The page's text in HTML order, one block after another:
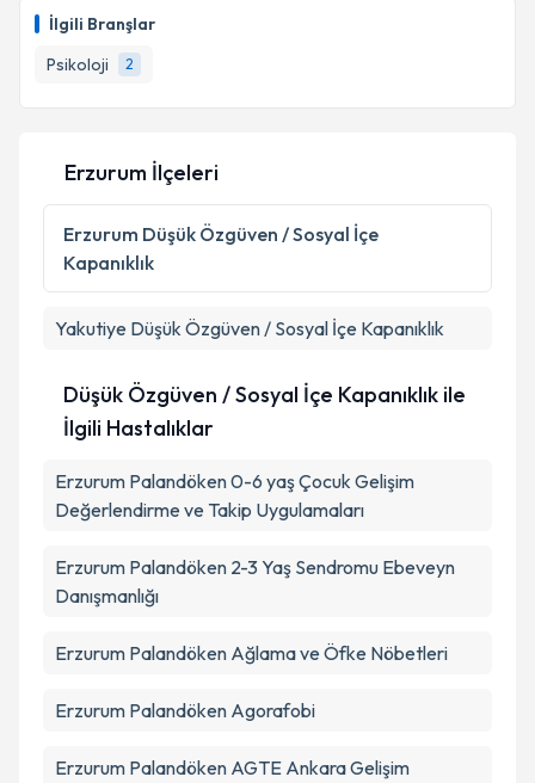
İlgili Branşlar
Psikoloji
2
Erzurum İlçeleri
Erzurum Düşük Özgüven / Sosyal İçe
Kapanıklık
Yakutiye Düşük Özgüven / Sosyal İçe Kapanıklık
Düşük Özgüven / Sosyal İçe Kapanıklık ile
İlgili Hastalıklar
Erzurum Palandöken 0-6 yaş Çocuk Gelişim
Değerlendirme ve Takip Uygulamaları
Erzurum Palandöken 2-3 Yaş Sendromu Ebeveyn
Danışmanlığı
Erzurum Palandöken Ağlama ve Öfke Nöbetleri
Erzurum Palandöken Agorafobi
Erzurum Palandöken AGTE Ankara Gelişim